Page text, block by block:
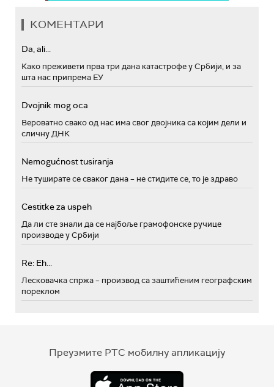
КОМЕНТАРИ
Da, ali...
Како преживети прва три дана катастрофе у Србији, и за
шта нас припрема ЕУ
Dvojnik mog oca
Вероватно свако од нас има свог двојника са којим дели и
сличну ДНК
Nemogućnost tusiranja
Не туширате се сваког дана – не стидите се, то је здраво
Cestitke za uspeh
Да ли сте знали да се најбоље грамофонске ручице
производе у Србији
Re: Eh...
Лесковачка спржа – производ са заштићеним географским
пореклом
Преузмите РТС мобилну апликацију